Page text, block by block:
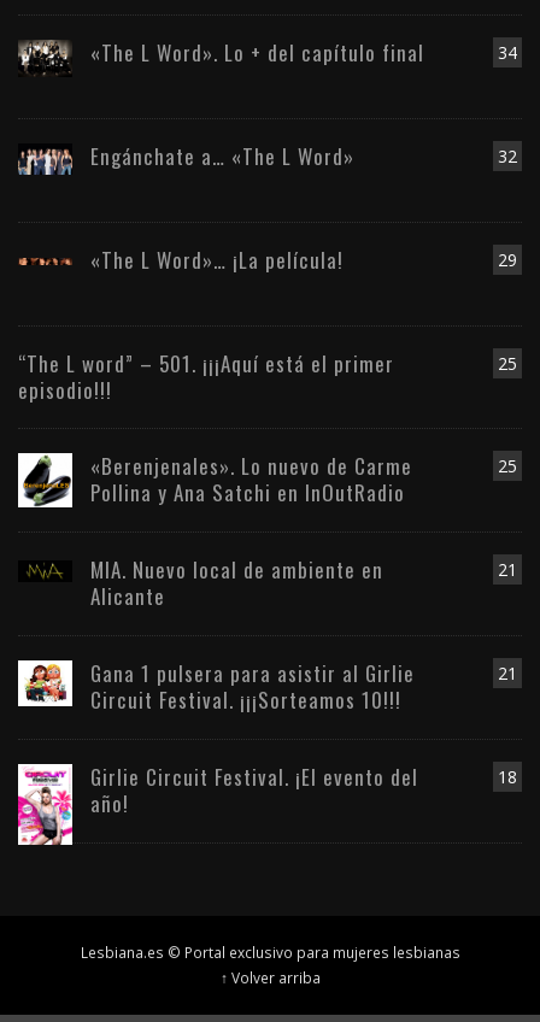
34
«The L Word». Lo + del capítulo final
32
Engánchate a… «The L Word»
29
«The L Word»… ¡La película!
25
“The L word” – 501. ¡¡¡Aquí está el primer
episodio!!!
25
«Berenjenales». Lo nuevo de Carme
Pollina y Ana Satchi en InOutRadio
21
MIA. Nuevo local de ambiente en
Alicante
21
Gana 1 pulsera para asistir al Girlie
Circuit Festival. ¡¡¡Sorteamos 10!!!
18
Girlie Circuit Festival. ¡El evento del
año!
Lesbiana.es © Portal exclusivo para mujeres lesbianas
↑ Volver arriba